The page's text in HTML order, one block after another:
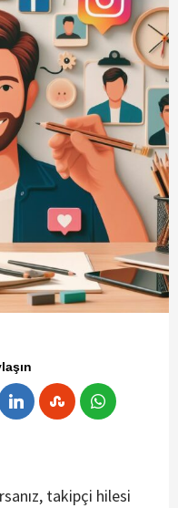
takipçi hilesi